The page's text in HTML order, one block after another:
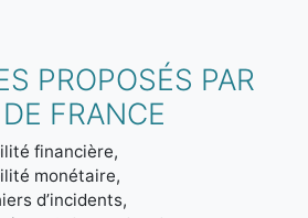
PROPOSÉS PAR
FRANCE
financière,
monétaire,
d’incidents,